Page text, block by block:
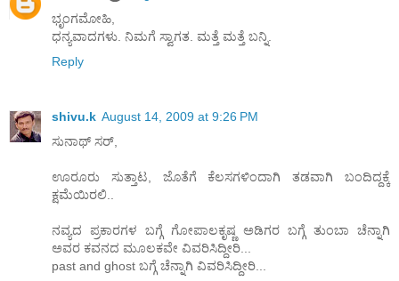
ಭೃಂಗಮೋಹಿ,
ಧನ್ಯವಾದಗಳು. ನಿಮಗೆ ಸ್ವಾಗತ. ಮತ್ತೆ ಮತ್ತೆ ಬನ್ನಿ.
Reply
shivu.k August 14, 2009 at 9:26 PM
ಸುನಾಥ್ ಸರ್,
ಊರೂರು ಸುತ್ತಾಟ, ಜೊತೆಗೆ ಕೆಲಸಗಳಿಂದಾಗಿ ತಡವಾಗಿ ಬಂದಿದ್ದಕ್ಕೆ
ಕ್ಷಮೆಯಿರಲಿ..
ನವ್ಯದ ಪ್ರಕಾರಗಳ ಬಗ್ಗೆ ಗೋಪಾಲಕೃಷ್ಣ ಅಡಿಗರ ಬಗ್ಗೆ ತುಂಬಾ ಚೆನ್ನಾಗಿ
ಅವರ ಕವನದ ಮೂಲಕವೇ ವಿವರಿಸಿದ್ದೀರಿ...
past and ghost ಬಗ್ಗೆ ಚೆನ್ನಾಗಿ ವಿವರಿಸಿದ್ದೀರಿ...